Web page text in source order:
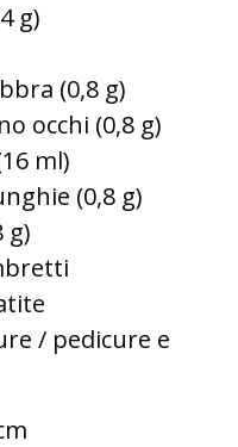
g)
(0,8 g)
occhi (0,8 g)
ml)
(0,8 g)
g)
/ pedicure e